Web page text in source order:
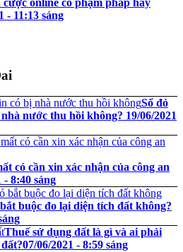
- 11:13 sáng
Sổ đỏ
nước thu hồi không? 19/06/2021
có cần xin xác nhận của công an
- 8:40 sáng
buộc đo lại diện tích đất không?
Thuế sử dụng đất là gì và ai phải
07/06/2021 - 8:59 sáng